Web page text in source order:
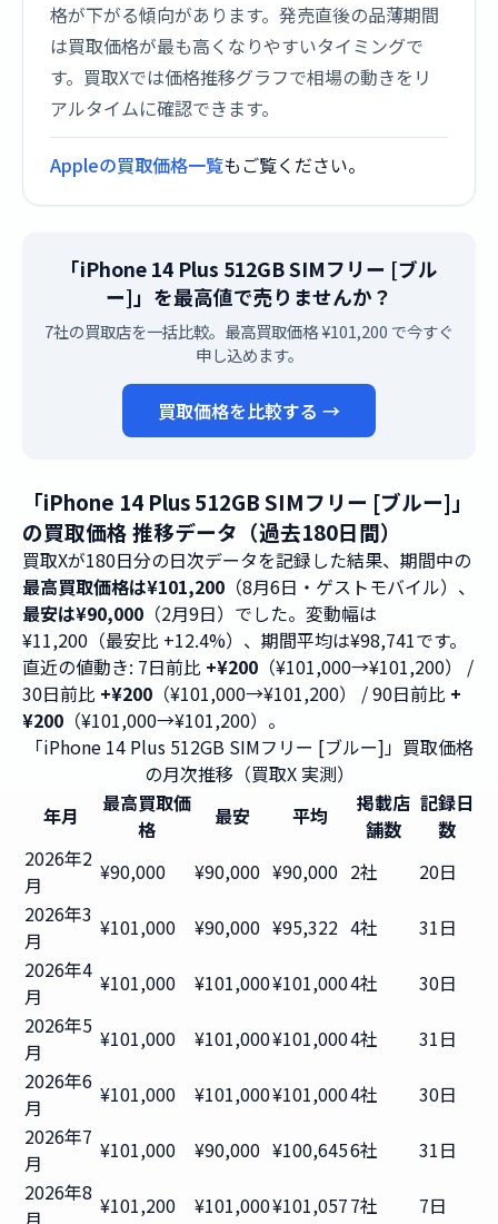
格が下がる傾向があります。発売直後の品薄期間
は買取価格が最も高くなりやすいタイミングで
す。買取Xでは価格推移グラフで相場の動きをリ
アルタイムに確認できます。
Appleの買取価格一覧もご覧ください。
「iPhone 14 Plus 512GB SIMフリー [ブル
ー]」を最高値で売りませんか？
7社の買取店を一括比較。最高買取価格 ¥101,200 で今すぐ
申し込めます。
買取価格を比較する →
「iPhone 14 Plus 512GB SIMフリー [ブルー]」
の買取価格 推移データ（過去180日間）
買取Xが180日分の日次データを記録した結果、期間中の
最高買取価格は¥101,200 （8月6日・ゲストモバイル）、
最安は¥90,000 （2月9日）でした。変動幅は
¥11,200（最安比 +12.4%）、期間平均は¥98,741です。
直近の値動き: 7日前比 +¥200 （¥101,000→¥101,200） /
30日前比 +¥200 （¥101,000→¥101,200） / 90日前比 +
¥200 （¥101,000→¥101,200）。
「iPhone 14 Plus 512GB SIMフリー [ブルー]」買取価格
の月次推移（買取X 実測）
年月
最高買取価
格
最安 平均
掲載店
舗数
記録日
数
2026年2
月
¥90,000 ¥90,000 ¥90,000 2社
20日
2026年3
月
¥101,000 ¥90,000 ¥95,322 4社
31日
2026年4
月
¥101,000 ¥101,000¥101,0004社
30日
2026年5
月
¥101,000 ¥101,000¥101,0004社
31日
2026年6
月
¥101,000 ¥101,000¥101,0004社
30日
2026年7
月
¥101,000 ¥90,000 ¥100,6456社
31日
2026年8
月
¥101,200 ¥101,000¥101,0577社 7日